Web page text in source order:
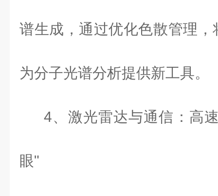
谱生成，通过优化色散管理，
为分子光谱分析提供新工具。
4、激光雷达与通信：高
眼"